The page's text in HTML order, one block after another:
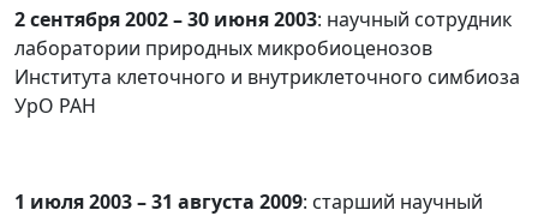
2 сентября 2002 – 30 июня 2003: научный сотрудник
лаборатории природных микробиоценозов
Института клеточного и внутриклеточного симбиоза
УрО РАН
1 июля 2003 – 31 августа 2009: старший научный